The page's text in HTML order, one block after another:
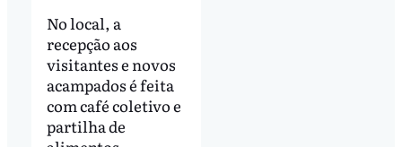
No local, a
recepção aos
visitantes e novos
acampados é feita
com café coletivo e
partilha de